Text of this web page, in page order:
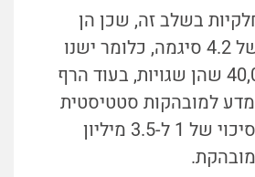
בשלב זה, שכן הן
בעלות מובהקוּת של 4.2 סיגמה, כלומר ישנו
סיכוי של 1 ל-40,000 שהן שגויות, בעוד הרף
למובהקות סטטיסטית
הוא 5 סיגמה, או סיכוי של 1 ל-3.5 מיליון